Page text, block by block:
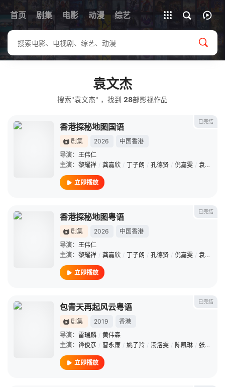
首页 剧集 电影 动漫 综艺
全部影片
袁文杰
搜索"袁文杰" ，找到 28部影视作品
已完结
香港探秘地图国语
剧集 2026
中国香港
导演： 王伟仁
主演： 黎耀祥 / 龚嘉欣 / 丁子朗 / 孔德贤 / 倪嘉雯 / 袁文杰
立即播放
已完结
香港探秘地图粤语
剧集 2026
中国香港
导演： 王伟仁
主演： 黎耀祥 / 龚嘉欣 / 丁子朗 / 孔德贤 / 倪嘉雯 / 袁文杰
立即播放
已完结
包青天再起风云粤语
剧集 2019
香港
导演： 雷瑞麟 / 黄伟森
主演： 谭俊彦 / 曹永廉 / 姚子羚 / 汤洛雯 / 陈凯琳 / 张振朗
立即播放